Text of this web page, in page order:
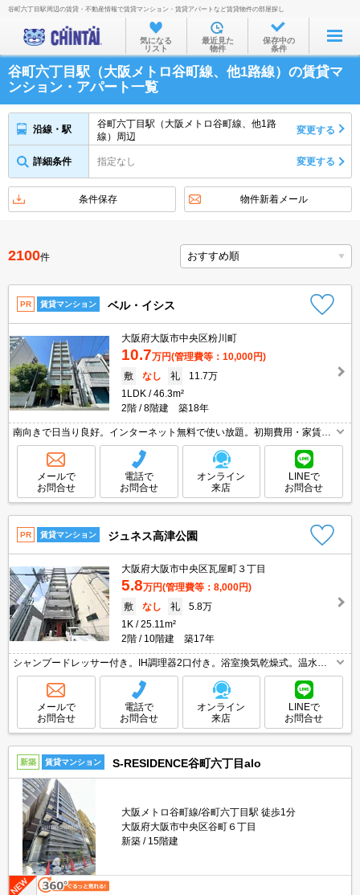
お部屋を探す
沿線・駅から
住所から
家賃相場から
不動産会社から
谷町六丁目駅周辺の賃貸・不動産情報で賃貸マンション・賃貸アパートなど賃貸物件の部屋探し
気になる
リスト
最近見た
物件
保存中の
条件
谷町六丁目駅（大阪メトロ谷町線、他1路線）の賃貸マ
ンション・アパート一覧
沿線・駅
谷町六丁目駅（大阪メトロ谷町線、他1路
線）周辺
変更する
詳細条件 指定なし 変更する
条件保存 物件新着メール
2100件
PR 賃貸マンション ベル・イシス
大阪府大阪市中央区粉川町
10.7万円(管理費等：10,000円)
敷
なし 礼
11.7万
1LDK
46.3m²
2階
8階建 築18年
南向きで日当り良好。インターネット無料で使い放題。初期費用・家賃カ
ード払い可。システムキッチン。温水洗浄便座付き。家賃の支払でポイン
トたまります（条件あり）。当店のみの限定募集。
メールで
お問合せ
電話で
お問合せ
オンライン
来店
LINEで
お問合せ
PR 賃貸マンション ジュネス高津公園
大阪府大阪市中央区瓦屋町３丁目
5.8万円(管理費等：8,000円)
敷
なし 礼
5.8万
1K
25.11m²
2階
10階建 築17年
シャンプードレッサー付き。IH調理器2口付き。浴室換気乾燥式。温水洗
浄便座付き。住環境をあなたの目でお確かめください。
メールで
お問合せ
電話で
お問合せ
オンライン
来店
LINEで
お問合せ
新築 賃貸マンション S-RESIDENCE谷町六丁目alo
大阪メトロ谷町線/谷町六丁目駅 徒歩1分
大阪府大阪市中央区谷町６丁目
新築
15階建